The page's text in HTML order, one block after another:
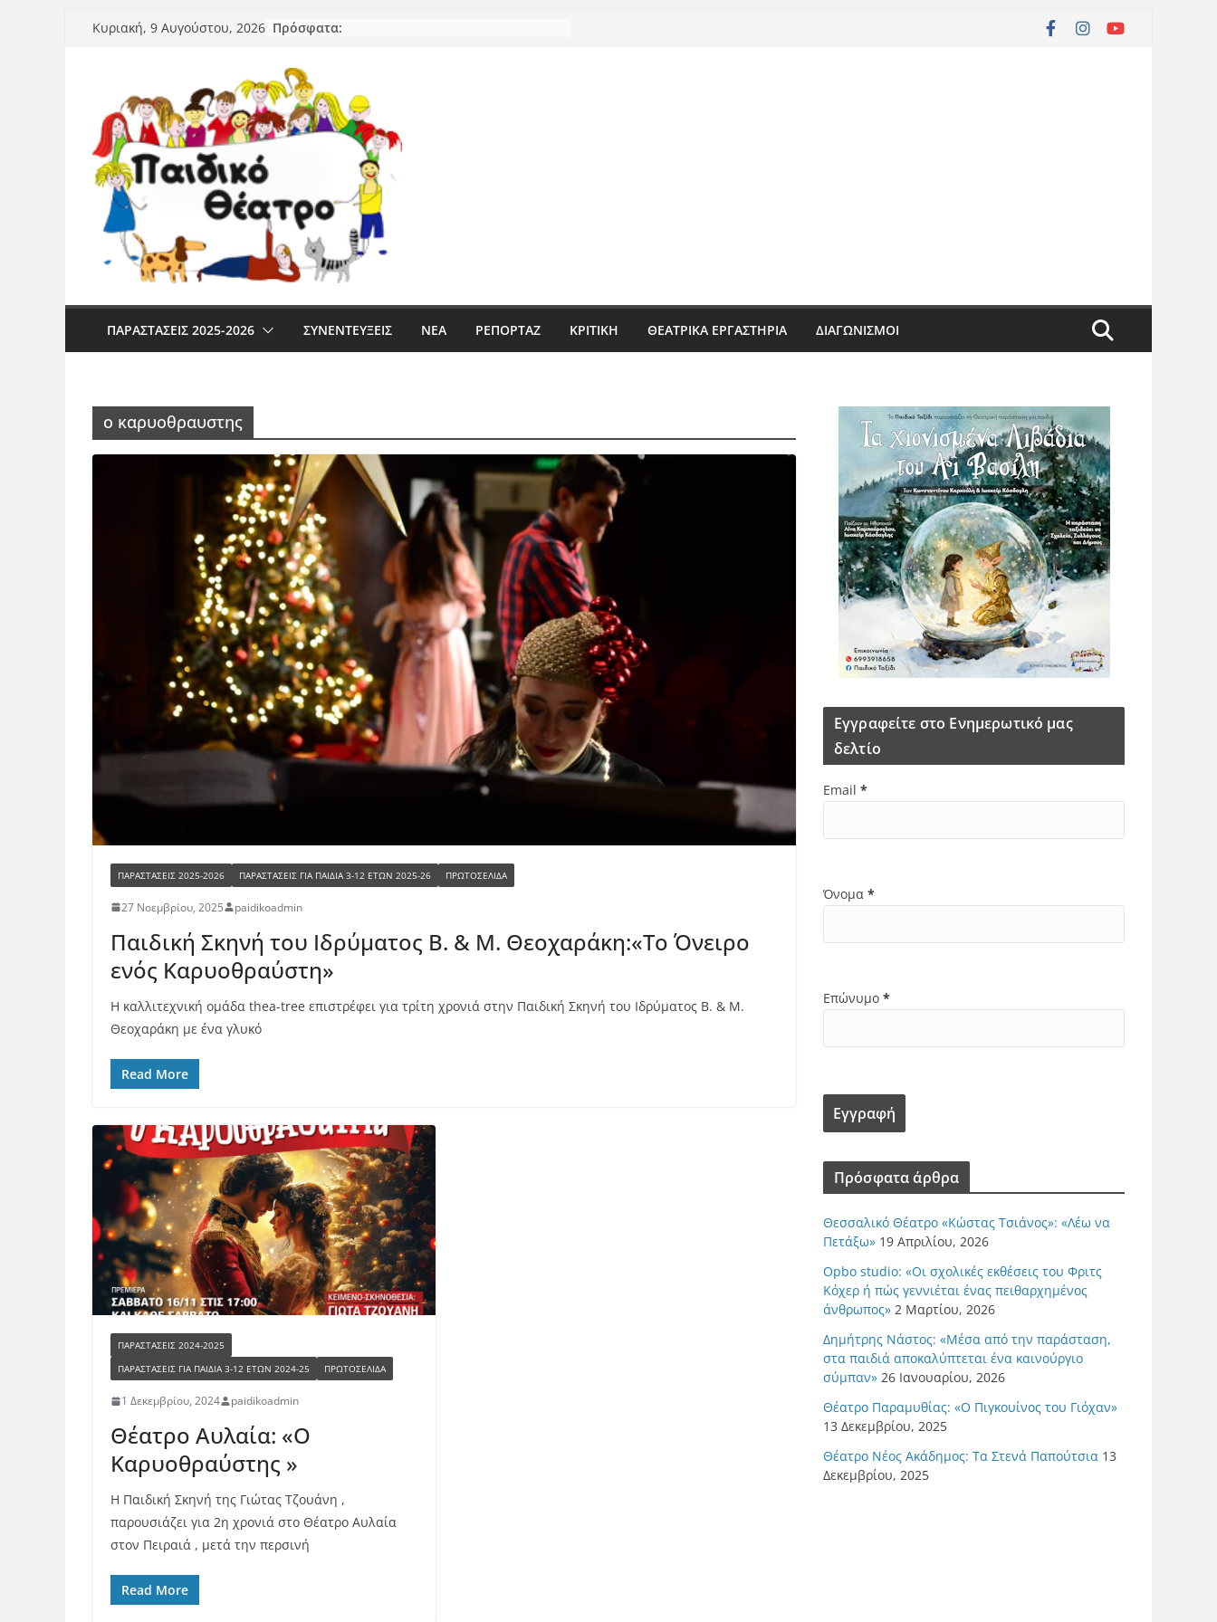
Μετάβαση
Κυριακή, 9 Αυγούστου, 2026 Πρόσφατα:
ΠΑΡΑΣΤΆΣΕΙΣ 2025-2026 ΣΥΝΕΝΤΕΥΞΕΙΣ ΝΈΑ ΡΕΠΟΡΤΆΖ ΚΡΙΤΙΚΗ ΘΕΑΤΡΙΚΑ ΕΡΓΑΣΤΗΡΙΑ ΔΙΑΓΩΝΙΣΜΟΙ
ο καρυοθραυστης
ΠΑΡΑΣΤΆΣΕΙΣ 2025-2026 ΠΑΡΑΣΤΆΣΕΙΣ ΓΙΑ ΠΑΙΔΙΆ 3-12 ΕΤΏΝ 2025-26 ΠΡΩΤΟΣΕΛΙΔΑ
27 Νοεμβρίου, 2025 paidikoadmin
Παιδική Σκηνή του Ιδρύματος Β. & Μ. Θεοχαράκη:«Το Όνειρο
ενός Καρυοθραύστη»
Η καλλιτεχνική ομάδα thea-tree επιστρέφει για τρίτη χρονιά στην Παιδική Σκηνή του Ιδρύματος Β. & Μ.
Θεοχαράκη με ένα γλυκό
Read More
ΠΑΡΑΣΤΆΣΕΙΣ 2024-2025
ΠΑΡΑΣΤΆΣΕΙΣ ΓΙΑ ΠΑΙΔΙΆ 3-12 ΕΤΏΝ 2024-25
ΠΡΩΤΟΣΕΛΙΔΑ
1 Δεκεμβρίου, 2024 paidikoadmin
Θέατρο Αυλαία: «Ο
Καρυοθραύστης »
Η Παιδική Σκηνή της Γιώτας Τζουάνη ,
παρουσιάζει για 2η χρονιά στο Θέατρο Αυλαία
στον Πειραιά , μετά την περσινή
Read More
Εγγραφείτε στο Ενημερωτικό μας
δελτίο
Email *
Όνομα *
Επώνυμο *
Πρόσφατα άρθρα
Θεσσαλικό Θέατρο «Κώστας Τσιάνος»: «Λέω να
Πετάξω» 19 Απριλίου, 2026
Opbo studio: «Οι σχολικές εκθέσεις του Φριτς
Κόχερ ή πώς γεννιέται ένας πειθαρχημένος
άνθρωπος» 2 Μαρτίου, 2026
Δημήτρης Νάστος: «Μέσα από την παράσταση,
στα παιδιά αποκαλύπτεται ένα καινούργιο
σύμπαν» 26 Ιανουαρίου, 2026
Θέατρο Παραμυθίας: «Ο Πιγκουίνος του Γιόχαν»
13 Δεκεμβρίου, 2025
Θέατρο Νέος Ακάδημος: Τα Στενά Παπούτσια 13
Δεκεμβρίου, 2025